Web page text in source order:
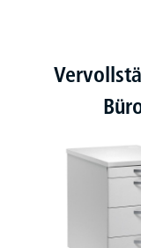
Produktgalerie